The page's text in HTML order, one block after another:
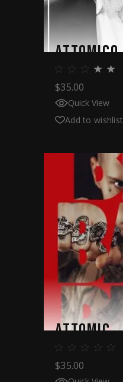
ATTOMICO
$35.00
Quick View
Add to wishlist
ATTOMIC
$35.00